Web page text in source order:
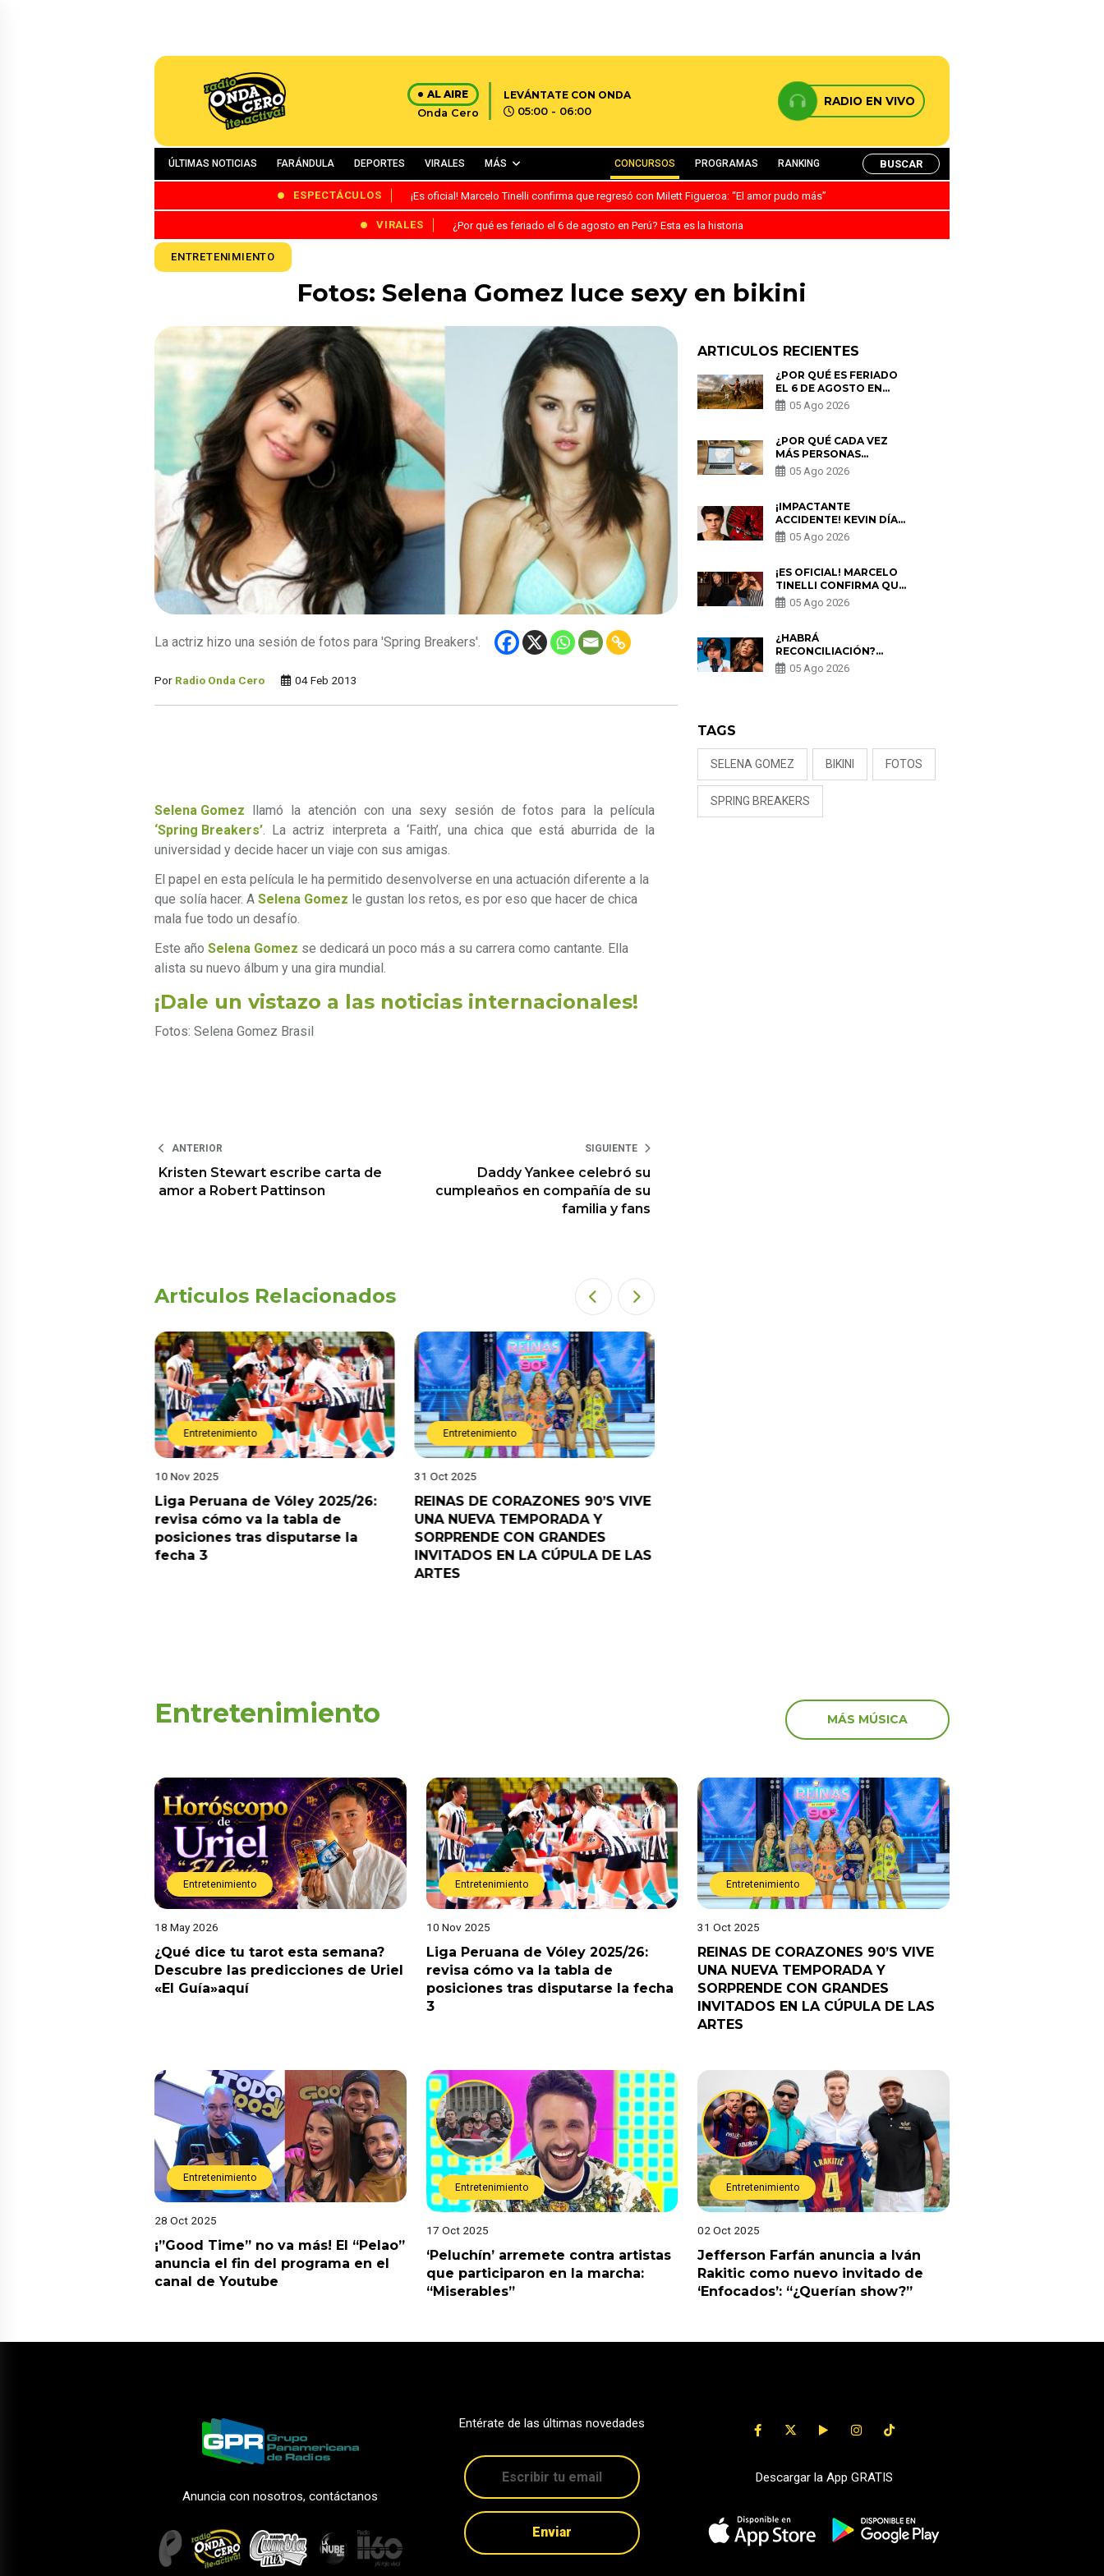
AL AIRE
Onda Cero
LEVÁNTATE CON ONDA
05:00 - 06:00
RADIO EN VIVO
ÚLTIMAS NOTICIAS FARÁNDULA DEPORTES VIRALES MÁS CONCURSOS PROGRAMAS RANKING BUSCAR
ESPECTÁCULOS ¡Es oficial! Marcelo Tinelli confirma que regresó con Milett Figueroa: “El amor pudo más”
VIRALES ¿Por qué es feriado el 6 de agosto en Perú? Esta es la historia
ENTRETENIMIENTO
Fotos: Selena Gomez luce sexy en bikini
La actriz hizo una sesión de fotos para 'Spring Breakers'.
Por Radio Onda Cero 04 Feb 2013
Selena Gomez llamó la atención con una sexy sesión de fotos para la película
‘Spring Breakers’. La actriz interpreta a ‘Faith’, una chica que está aburrida de la
universidad y decide hacer un viaje con sus amigas.
El papel en esta película le ha permitido desenvolverse en una actuación diferente a la
que solía hacer. A Selena Gomez le gustan los retos, es por eso que hacer de chica
mala fue todo un desafío.
Este año Selena Gomez se dedicará un poco más a su carrera como cantante. Ella
alista su nuevo álbum y una gira mundial.
¡Dale un vistazo a las noticias internacionales!
Fotos: Selena Gomez Brasil
ANTERIOR
Kristen Stewart escribe carta de
amor a Robert Pattinson
SIGUIENTE
Daddy Yankee celebró su
cumpleaños en compañía de su
familia y fans
Articulos Relacionados
Entretenimiento
10 Nov 2025
Liga Peruana de Vóley 2025/26:
revisa cómo va la tabla de
posiciones tras disputarse la
fecha 3
Entretenimiento
31 Oct 2025
REINAS DE CORAZONES 90’S VIVE
UNA NUEVA TEMPORADA Y
SORPRENDE CON GRANDES
INVITADOS EN LA CÚPULA DE LAS
ARTES
ARTICULOS RECIENTES
¿POR QUÉ ES FERIADO
EL 6 DE AGOSTO EN
PERÚ? ESTA ES LA
HISTORIA
05 Ago 2026
¿POR QUÉ CADA VEZ
MÁS PERSONAS
UTILIZAN UNA VPN
PARA PROTEGER SU
05 Ago 2026
¡IMPACTANTE
ACCIDENTE! KEVIN DÍAZ
CAE DESDE OCHO
METROS EN “ESTO ES
PREOCUPACIÓN
05 Ago 2026
¡ES OFICIAL! MARCELO
TINELLI CONFIRMA QUE
REGRESÓ CON MILETT
FIGUEROA: “EL AMOR
05 Ago 2026
¿HABRÁ
RECONCILIACIÓN?
MARIO HART ADMITE
QUE PODRÍA VOLVER
05 Ago 2026
TAGS
SELENA GOMEZ BIKINI FOTOS
SPRING BREAKERS
Entretenimiento MÁS MÚSICA
Entretenimiento
18 May 2026
¿Qué dice tu tarot esta semana?
Descubre las predicciones de Uriel
«El Guía»aquí
Entretenimiento
10 Nov 2025
Liga Peruana de Vóley 2025/26:
revisa cómo va la tabla de
posiciones tras disputarse la fecha
3
Entretenimiento
31 Oct 2025
REINAS DE CORAZONES 90’S VIVE
UNA NUEVA TEMPORADA Y
SORPRENDE CON GRANDES
INVITADOS EN LA CÚPULA DE LAS
ARTES
Entretenimiento
28 Oct 2025
¡”Good Time” no va más! El “Pelao”
anuncia el fin del programa en el
canal de Youtube
Entretenimiento
17 Oct 2025
‘Peluchín’ arremete contra artistas
que participaron en la marcha:
“Miserables”
Entretenimiento
02 Oct 2025
Jefferson Farfán anuncia a Iván
Rakitic como nuevo invitado de
‘Enfocados’: “¿Querían show?”
Anuncia con nosotros, contáctanos
Entérate de las últimas novedades
Enviar
Descargar la App GRATIS